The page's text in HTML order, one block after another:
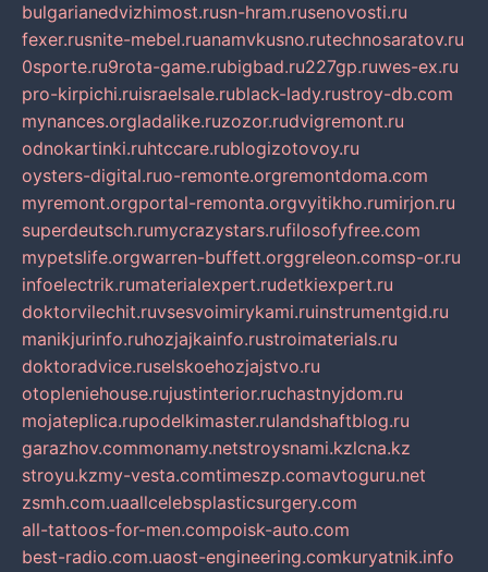
bulgarianedvizhimost.rusn-hram.rusenovosti.ru
fexer.rusnite-mebel.ruanamvkusno.rutechnosaratov.ru
0sporte.ru9rota-game.rubigbad.ru227gp.ruwes-ex.ru
pro-kirpichi.ruisraelsale.rublack-lady.rustroy-db.com
mynances.orgladalike.ruzozor.rudvigremont.ru
odnokartinki.ruhtccare.rublogizotovoy.ru
oysters-digital.ruo-remonte.orgremontdoma.com
myremont.orgportal-remonta.orgvyitikho.rumirjon.ru
superdeutsch.rumycrazystars.rufilosofyfree.com
mypetslife.orgwarren-buffett.orggreleon.comsp-or.ru
infoelectrik.rumaterialexpert.rudetkiexpert.ru
doktorvilechit.ruvsesvoimirykami.ruinstrumentgid.ru
manikjurinfo.ruhozjajkainfo.rustroimaterials.ru
doktoradvice.ruselskoehozjajstvo.ru
otopleniehouse.rujustinterior.ruchastnyjdom.ru
mojateplica.rupodelkimaster.rulandshaftblog.ru
garazhov.commonamy.netstroysnami.kzlcna.kz
stroyu.kzmy-vesta.comtimeszp.comavtoguru.net
zsmh.com.uaallcelebsplasticsurgery.com
all-tattoos-for-men.compoisk-auto.com
best-radio.com.uaost-engineering.comkuryatnik.info